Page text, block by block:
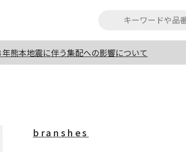
熊本地震に伴う集配への影響について
branshes